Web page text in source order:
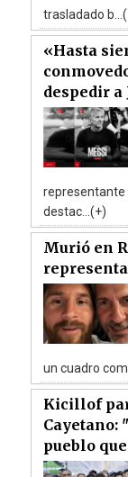
trasladado
«Hasta
despedir a
representante
destac...(+)
Murió en
un cuadro
Kicillof
Cayetano:
pueblo